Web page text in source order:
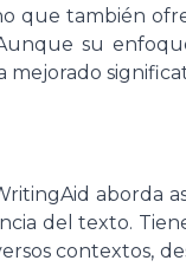
que también
su
mejorado
aborda
del texto.
contextos,